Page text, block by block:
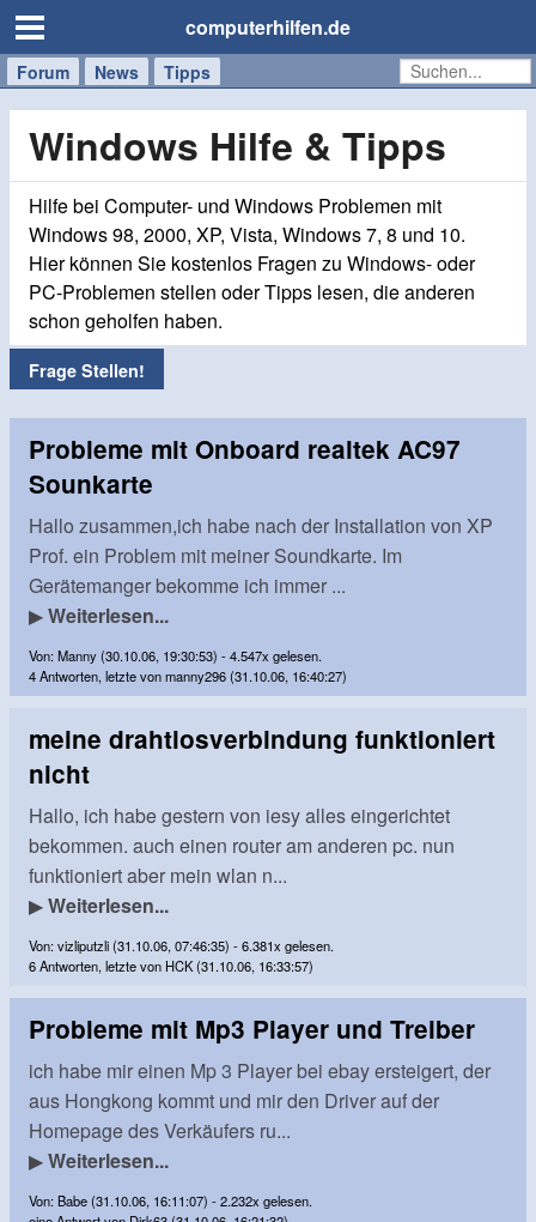
computerhilfen.de
Forum News Tipps
Handy
Windows
Mac
Windows Hilfe & Tipps
Hilfe bei Computer- und Windows Problemen mit
Windows 98, 2000, XP, Vista, Windows 7, 8 und 10.
Hier können Sie kostenlos Fragen zu Windows- oder
PC-Problemen stellen oder Tipps lesen, die anderen
schon geholfen haben.
Frage Stellen!
Probleme mit Onboard realtek AC97
Sounkarte
Hallo zusammen,ich habe nach der Installation von XP
Prof. ein Problem mit meiner Soundkarte. Im
Gerätemanger bekomme ich immer ...
▶Weiterlesen...
Von: Manny (30.10.06, 19:30:53) - 4.547x gelesen.
4 Antworten, letzte von manny296 (31.10.06, 16:40:27)
meine drahtlosverbindung funktioniert
nicht
Hallo, ich habe gestern von iesy alles eingerichtet
bekommen. auch einen router am anderen pc. nun
funktioniert aber mein wlan n...
▶Weiterlesen...
Von: vizliputzli (31.10.06, 07:46:35) - 6.381x gelesen.
6 Antworten, letzte von HCK (31.10.06, 16:33:57)
Probleme mit Mp3 Player und Treiber
ich habe mir einen Mp 3 Player bei ebay ersteigert, der
aus Hongkong kommt und mir den Driver auf der
Homepage des Verkäufers ru...
▶Weiterlesen...
Von: Babe (31.10.06, 16:11:07) - 2.232x gelesen.